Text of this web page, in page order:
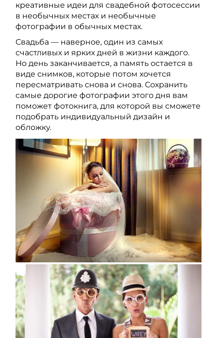
креативные идеи для свадебной фотосессии
в необычных местах и необычные
фотографии в обычных местах.
Свадьба — наверное, один из самых
счастливых и ярких дней в жизни каждого.
Но день заканчивается, а память остается в
виде снимков, которые потом хочется
пересматривать снова и снова. Сохранить
самые дорогие фотографии этого дня вам
поможет фотокнига, для которой вы сможете
подобрать индивидуальный дизайн и
обложку.